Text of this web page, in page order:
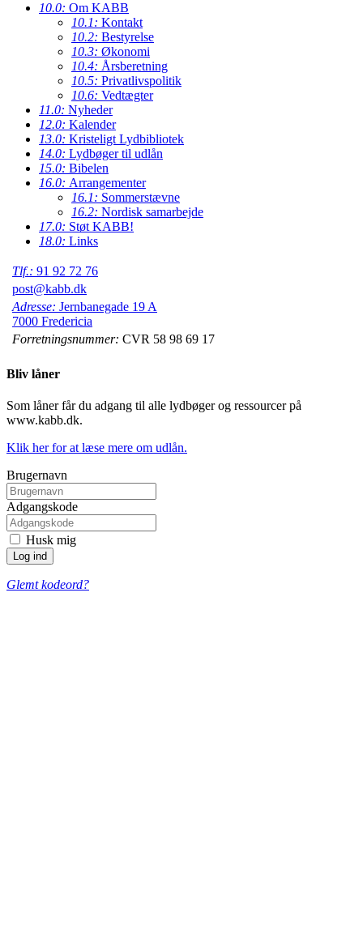
10.0: Om KABB
10.1: Kontakt
10.2: Bestyrelse
10.3: Økonomi
10.4: Årsberetning
10.5: Privatlivspolitik
10.6: Vedtægter
11.0: Nyheder
12.0: Kalender
13.0: Kristeligt Lydbibliotek
14.0: Lydbøger til udlån
15.0: Bibelen
16.0: Arrangementer
16.1: Sommerstævne
16.2: Nordisk samarbejde
17.0: Støt KABB!
18.0: Links
Tlf.: 91 92 72 76
post@kabb.dk
Adresse: Jernbanegade 19 A
7000 Fredericia
Forretningsnummer: CVR 58 98 69 17
Bliv låner
Som låner får du adgang til alle lydbøger og ressourcer på
www.kabb.dk.
Klik her for at læse mere om udlån.
Brugernavn
Adgangskode
Husk mig
Glemt kodeord?